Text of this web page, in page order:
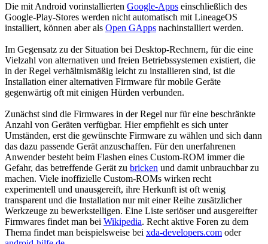
Die mit Android vorinstallierten Google-Apps einschließlich des
Google-Play-Stores werden nicht automatisch mit LineageOS
installiert, können aber als Open GApps nachinstalliert werden.
Im Gegensatz zu der Situation bei Desktop-Rechnern, für die eine
Vielzahl von alternativen und freien Betriebssystemen existiert, die
in der Regel verhältnismäßig leicht zu installieren sind, ist die
Installation einer alternativen Firmware für mobile Geräte
gegenwärtig oft mit einigen Hürden verbunden.
Zunächst sind die Firmwares in der Regel nur für eine beschränkte
Anzahl von Geräten verfügbar. Hier empfiehlt es sich unter
Umständen, erst die gewünschte Firmware zu wählen und sich dann
das dazu passende Gerät anzuschaffen. Für den unerfahrenen
Anwender besteht beim Flashen eines Custom-ROM immer die
Gefahr, das betreffende Gerät zu bricken und damit unbrauchbar zu
machen. Viele inoffizielle Custom-ROMs wirken recht
experimentell und unausgereift, ihre Herkunft ist oft wenig
transparent und die Installation nur mit einer Reihe zusätzlicher
Werkzeuge zu bewerkstelligen. Eine Liste seriöser und ausgereifter
Firmwares findet man bei Wikipedia. Recht aktive Foren zu dem
Thema findet man beispielsweise bei xda-developers.com oder